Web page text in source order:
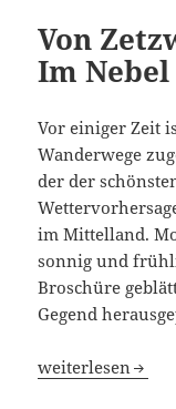
Von
Im
Vor einiger Zeit
Wanderwege
der der
im Mittelland.
sonnig und
Broschüre
Gegend
Von Zetzwil
weiterlesen